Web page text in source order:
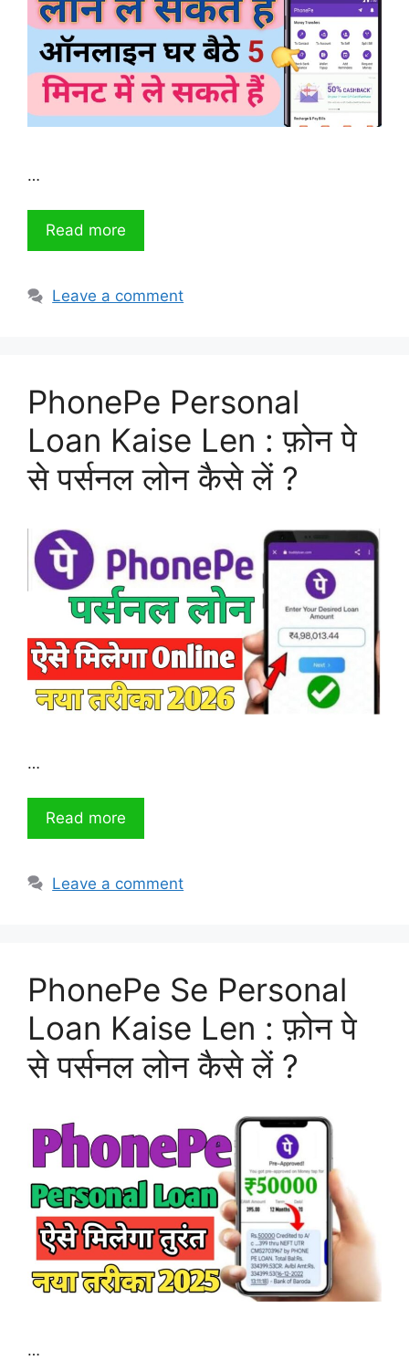
…
Read more
Leave a comment
PhonePe Personal
Loan Kaise Len : फ़ोन पे
से पर्सनल लोन कैसे लें ?
…
Read more
Leave a comment
PhonePe Se Personal
Loan Kaise Len : फ़ोन पे
से पर्सनल लोन कैसे लें ?
…